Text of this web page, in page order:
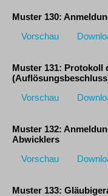
Muster 130:
Vorschau
Muster 131: Protokoll
Vorschau
Muster 132:
Abwicklers
Vorschau
Muster 133: